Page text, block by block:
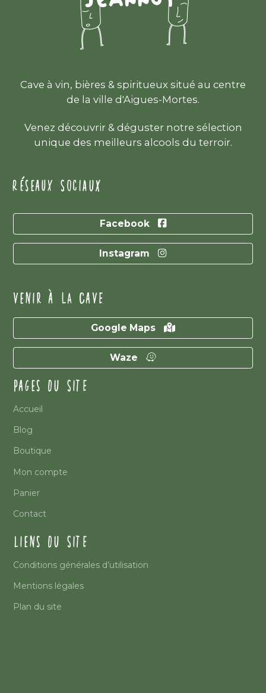
Cave à vin, bières & spiritueux situé au centre
de la ville d'Aigues-Mortes.
Venez découvrir & déguster notre sélection
unique des meilleurs alcools du terroir.
RÉSEAUX SOCIAUX
Facebook
Instagram
VENIR À LA CAVE
Google Maps
Waze
PAGES DU SITE
Accueil
Blog
Boutique
Mon compte
Panier
Contact
LIENS DU SITE
Conditions générales d’utilisation
Mentions légales
Plan du site